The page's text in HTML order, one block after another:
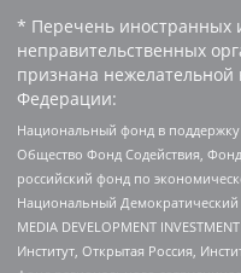
* Перечень иностранных
неправительственных
признана нежелательной
Федерации:
Национальный фонд в
Общество Фонд Содействия,
российский фонд по
Национальный
MEDIA DEVELOPMENT
Институт, Открытая Россия,